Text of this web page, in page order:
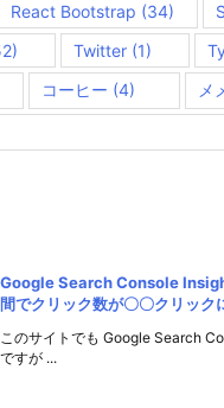
React Bootstrap (34)
Twitter (1)
コーヒー (4) メ
Google Search Console
間でクリック数が〇〇クリック
このサイトでも Google Search
ですが ...